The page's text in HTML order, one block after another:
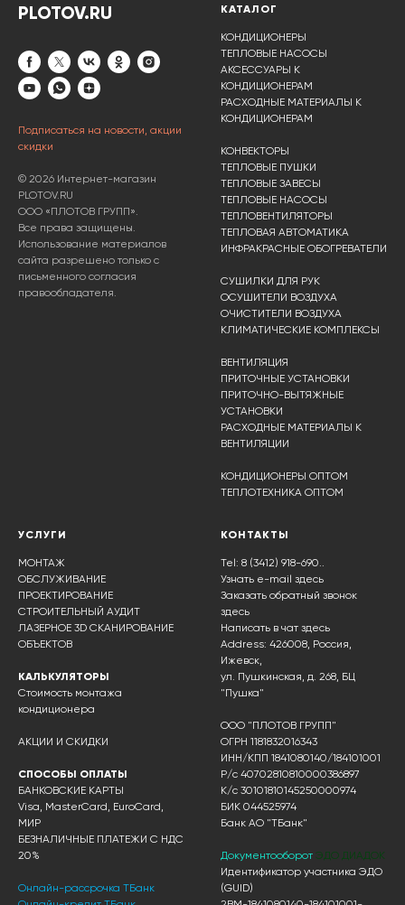
PLOTOV.RU
Подписаться на новости, акции
скидки
© 2026 Интернет-магазин
PLOTOV.RU
ООО «ПЛОТОВ ГРУПП».
Все права защищены.
Использование материалов
сайта разрешено только с
письменного согласия
правообладателя.
КАТАЛОГ
КОНДИЦИОНЕРЫ
ТЕПЛОВЫЕ НАСОСЫ
АКСЕССУАРЫ К
КОНДИЦИОНЕРАМ
РАСХОДНЫЕ МАТЕРИАЛЫ К
КОНДИЦИОНЕРАМ
КОНВЕКТОРЫ
ТЕПЛОВЫЕ ПУШКИ
ТЕПЛОВЫЕ ЗАВЕСЫ
ТЕПЛОВЫЕ НАСОСЫ
ТЕПЛОВЕНТИЛЯТОРЫ
ТЕПЛОВАЯ АВТОМАТИКА
ИНФРАКРАСНЫЕ ОБОГРЕВАТЕЛИ
СУШИЛКИ ДЛЯ РУК
ОСУШИТЕЛИ ВОЗДУХА
ОЧИСТИТЕЛИ ВОЗДУХА
КЛИМАТИЧЕСКИЕ КОМПЛЕКСЫ
ВЕНТИЛЯЦИЯ
ПРИТОЧНЫЕ УСТАНОВКИ
ПРИТОЧНО-ВЫТЯЖНЫЕ
УСТАНОВКИ
РАСХОДНЫЕ МАТЕРИАЛЫ К
ВЕНТИЛЯЦИИ
КОНДИЦИОНЕРЫ ОПТОМ
ТЕПЛОТЕХНИКА ОПТОМ
УСЛУГИ
МОНТАЖ
ОБСЛУЖИВАНИЕ
ПРОЕКТИРОВАНИЕ
СТРОИТЕЛЬНЫЙ АУДИТ
ЛАЗЕРНОЕ 3D СКАНИРОВАНИЕ
ОБЪЕКТОВ
КАЛЬКУЛЯТОРЫ
Стоимость монтажа
кондиционера
АКЦИИ И СКИДКИ
СПОСОБЫ ОПЛАТЫ
БАНКОВСКИЕ КАРТЫ
Visa, MasterCard, EuroCard,
МИР
БЕЗНАЛИЧНЫЕ ПЛАТЕЖИ С НДС
20%
Онлайн-рассрочка ТБанк
КОНТАКТЫ
Tel: 8 (3412) 918-690..
Узнать e-mail здесь
Заказать обратный звонок
здесь
Написать в чат здесь
Address: 426008, Россия,
Ижевск,
ул. Пушкинская, д. 268, БЦ
"Пушка"
ООО "ПЛОТОВ ГРУПП"
ОГРН 1181832016343
ИНН/КПП 1841080140/184101001
Р/с 40702810810000386897
К/с 30101810145250000974
БИК 044525974
Банк АО "ТБанк"
Документооборот ЭДО ДИАДОК
Идентификатор участника ЭДО
(GUID)